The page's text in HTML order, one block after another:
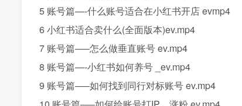
5 账号篇—-什么账号适合在小红书开店 evmp4
6 小红书适合卖什么(全面版本)ev.mp4
7 账号篇—–怎么做垂直账号 ev.mp4
8 账号篇—-小红书如何养号 _ev.mp4
9 账号篇—–如何找到同行对标账号 ev.mp4